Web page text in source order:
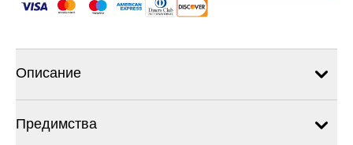
Описание
Предимства